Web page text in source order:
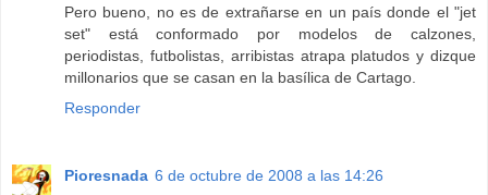
Pero bueno, no es de extrañarse en un país donde el "jet
set" está conformado por modelos de calzones,
periodistas, futbolistas, arribistas atrapa platudos y dizque
millonarios que se casan en la basílica de Cartago.
Responder
Pioresnada 6 de octubre de 2008 a las 14:26